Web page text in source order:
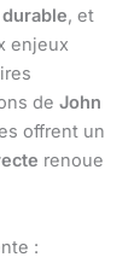
, et
enjeux
de John
offrent un
renoue
: